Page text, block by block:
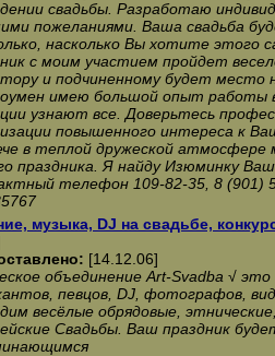
свадьбы. Разработаю
пожеланиями. Ваша свадьба
насколько Вы хотите этого
с моим участием пройдет
и подчиненному будет место
имею большой опыт работы
узнают все. Доверьтесь
повышенного интереса к
в теплой дружеской атмосфере
праздника. Я найду Изюминку
телефон 109-82-35, 8 (901)
музыка, DJ на свадьбе,
[14.12.06]
объединение Art-Svadba √
певцов, DJ, фотографов,
весёлые обрядовые,
Свадьбы. Ваш праздник